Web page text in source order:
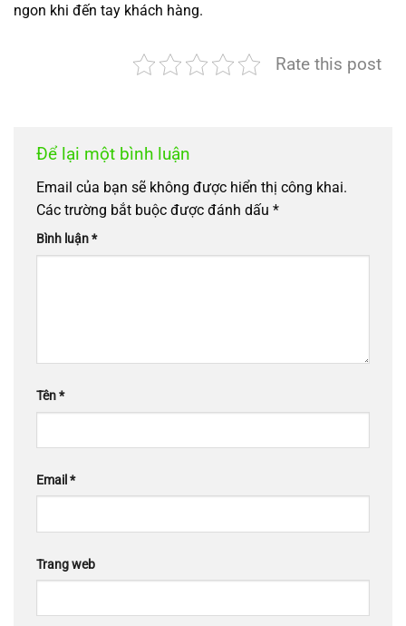
ngon khi đến tay khách hàng.
Rate this post
Để lại một bình luận
Email của bạn sẽ không được hiển thị công khai.
Các trường bắt buộc được đánh dấu *
Bình luận*
Tên*
Email *
Trang web